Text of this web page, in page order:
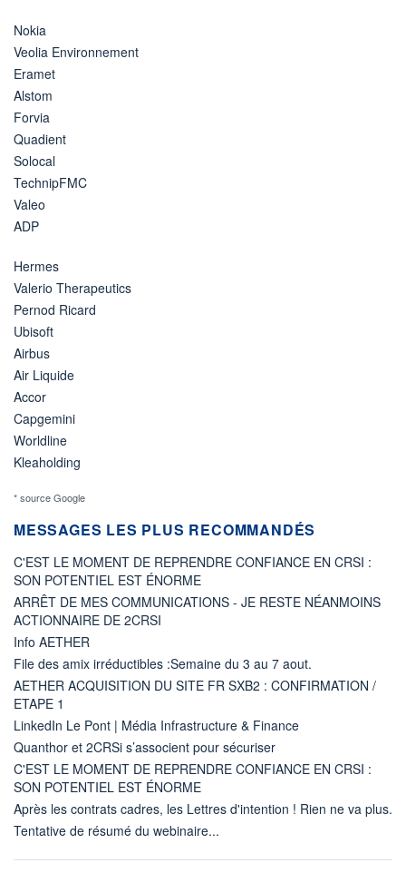
Nokia
Veolia Environnement
Eramet
Alstom
Forvia
Quadient
Solocal
TechnipFMC
Valeo
ADP
Hermes
Valerio Therapeutics
Pernod Ricard
Ubisoft
Airbus
Air Liquide
Accor
Capgemini
Worldline
Kleaholding
* source Google
MESSAGES LES PLUS RECOMMANDÉS
C'EST LE MOMENT DE REPRENDRE CONFIANCE EN CRSI :
SON POTENTIEL EST ÉNORME
ARRÊT DE MES COMMUNICATIONS - JE RESTE NÉANMOINS
ACTIONNAIRE DE 2CRSI
Info AETHER
File des amix irréductibles :Semaine du 3 au 7 aout.
AETHER ACQUISITION DU SITE FR SXB2 : CONFIRMATION /
ETAPE 1
LinkedIn Le Pont | Média Infrastructure & Finance
Quanthor et 2CRSi s’associent pour sécuriser
C'EST LE MOMENT DE REPRENDRE CONFIANCE EN CRSI :
SON POTENTIEL EST ÉNORME
Après les contrats cadres, les Lettres d'intention ! Rien ne va plus.
Tentative de résumé du webinaire...